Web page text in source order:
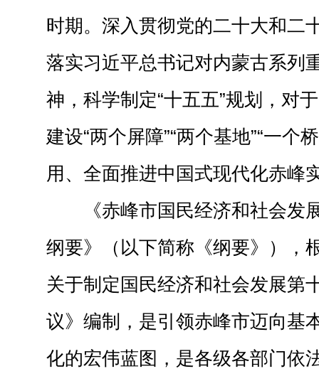
时期。深入贯彻党的二十大和二
落实习近平总书记对内蒙古系列
神，科学制定“十五五”规划，对
建设“两个屏障”“两个基地”“一个
用、全面推进中国式现代化赤峰
《赤峰市国民经济和社会发
纲要》（以下简称《纲要》），
关于制定国民经济和社会发展第
议》编制，是引领赤峰市迈向基
化的宏伟蓝图，是各级各部门依